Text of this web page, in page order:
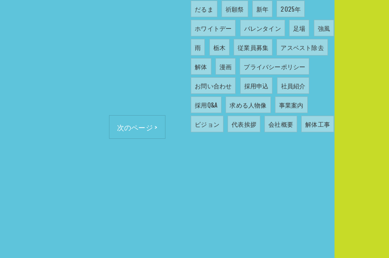
次のページ >
だるま 祈願祭 新年 2025年
ホワイトデー バレンタイン 足場 強風
雨 栃木 従業員募集 アスベスト除去
解体 漫画 プライバシーポリシー
お問い合わせ 採用申込 社員紹介
採用Q&A 求める人物像 事業案内
ビジョン 代表挨拶 会社概要 解体工事